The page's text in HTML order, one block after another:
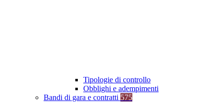
Tipologie di controllo
Obblighi e adempimenti
Bandi di gara e contratti 575